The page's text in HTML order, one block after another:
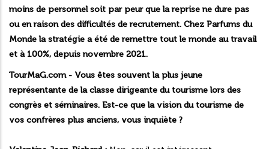
moins de personnel soit par peur que la reprise ne dure pas
ou en raison des difficultés de recrutement. Chez Parfums du
Monde la stratégie a été de remettre tout le monde au travail
et à 100%, depuis novembre 2021.
TourMaG.com - Vous êtes souvent la plus jeune
représentante de la classe dirigeante du tourisme lors des
congrès et séminaires. Est-ce que la vision du tourisme de
vos confrères plus anciens, vous inquiète ?